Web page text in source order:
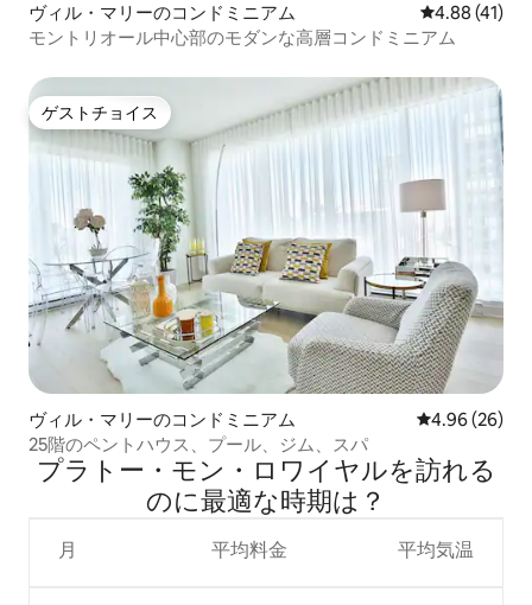
ヴィル・マリーのコンドミニアム レビュー41
4.88 (41)
モントリオール中心部のモダンな高層コンドミニアム
ゲストチョイス
ゲストチョイス
ヴィル・マリーのコンドミニアム レビュー26
4.96 (26)
25階のペントハウス、プール、ジム、スパ
プラトー・モン・ロワイヤルを訪⁠れ⁠る
の⁠に最⁠適⁠な時⁠期⁠は⁠？
月 平均料金 平均気温